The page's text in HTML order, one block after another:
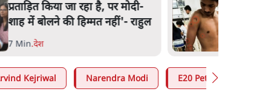
मंतर पर पैलेट गन से 5 नहीं, 6 लोग
घायल हुए
6 Min.देश
Kejriwal Narendra Modi E20 Petrol Controversy